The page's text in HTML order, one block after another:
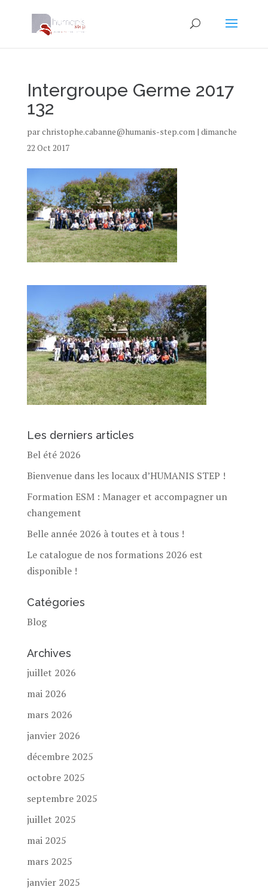
Intergroupe Germe 2017
132
parchristophe.cabanne@humanis-step.com| dimanche
22 Oct 2017
Les derniers articles
Bel été 2026
Bienvenue dans les locaux d’HUMANIS STEP !
Formation ESM : Manager et accompagner un
changement
Belle année 2026 à toutes et à tous !
Le catalogue de nos formations 2026 est
disponible !
Catégories
Blog
Archives
juillet 2026
mai 2026
mars 2026
janvier 2026
décembre 2025
octobre 2025
septembre 2025
juillet 2025
mai 2025
mars 2025
janvier 2025